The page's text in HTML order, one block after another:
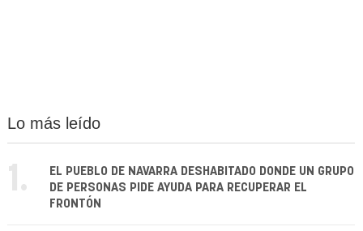
Lo más leído
1.
EL PUEBLO DE NAVARRA DESHABITADO DONDE UN GRUPO
DE PERSONAS PIDE AYUDA PARA RECUPERAR EL
FRONTÓN